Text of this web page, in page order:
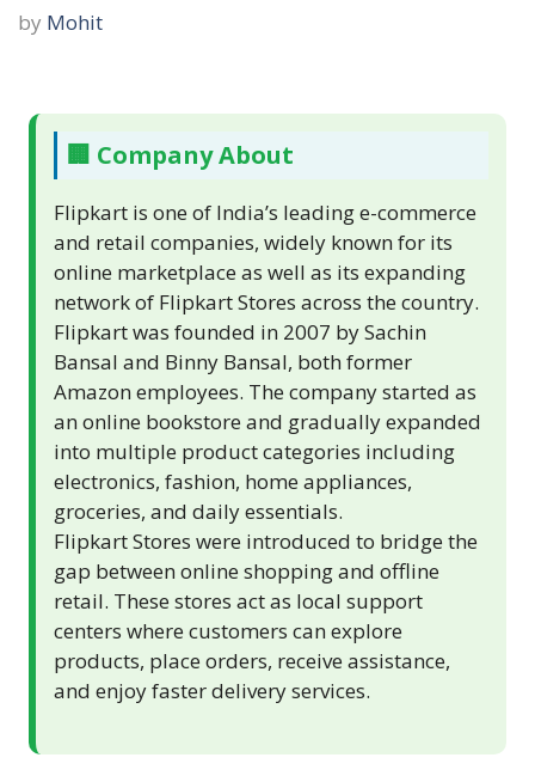
by Mohit
🏢 Company About
Flipkart is one of India’s leading e-commerce
and retail companies, widely known for its
online marketplace as well as its expanding
network of Flipkart Stores across the country.
Flipkart was founded in 2007 by Sachin
Bansal and Binny Bansal, both former
Amazon employees. The company started as
an online bookstore and gradually expanded
into multiple product categories including
electronics, fashion, home appliances,
groceries, and daily essentials.
Flipkart Stores were introduced to bridge the
gap between online shopping and offline
retail. These stores act as local support
centers where customers can explore
products, place orders, receive assistance,
and enjoy faster delivery services.